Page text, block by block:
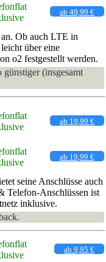
ab 49,99 €
Ob auch LTE in
über eine
o2 festgestellt werden.
(insgesamt
ab 19,99 €
ab 19,99 €
seine Anschlüsse auch
Telefon-Anschlüssen ist
inklusive.
ab 9,95 €